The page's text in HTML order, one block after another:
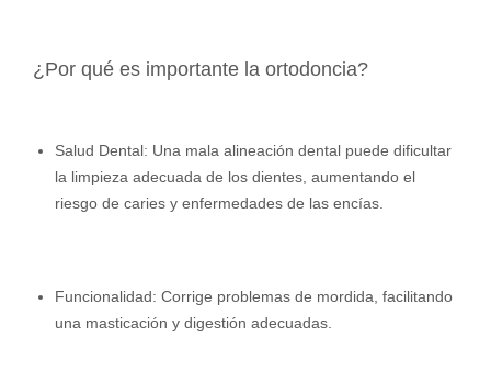
¿Por qué es importante la ortodoncia?
Salud Dental: Una mala alineación dental puede dificultar
la limpieza adecuada de los dientes, aumentando el
riesgo de caries y enfermedades de las encías.
Funcionalidad: Corrige problemas de mordida, facilitando
una masticación y digestión adecuadas.